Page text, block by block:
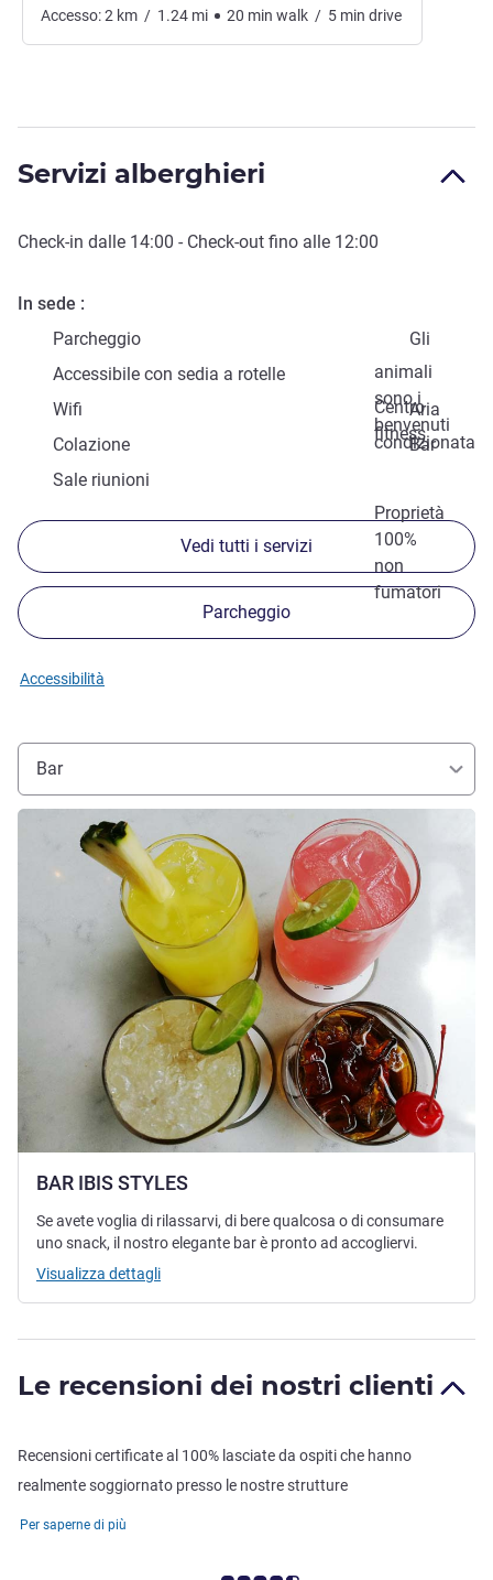
Accesso:2 km / 1.24 mi 20 min walk / 5 min drive
Servizi alberghieri
Check-in dalle 14:00 - Check-out fino alle 12:00
In sede
Parcheggio
Gli
animali
sono i
benvenuti
Accessibile con sedia a rotelle
Centro
fitness
Wifi
Aria
condizionata
Colazione
Bar
Sale riunioni
Proprietà
100%
non
fumatori
Vedi tutti i servizi
Parcheggio
Accessibilità
Bar
BAR IBIS STYLES
Visualizza dettagli
Se avete voglia di rilassarvi, di bere qualcosa o di consumare
uno snack, il nostro elegante bar è pronto ad accogliervi.
Visualizza dettagli
Le recensioni dei nostri clienti
Recensioni certificate al 100% lasciate da ospiti che hanno
realmente soggiornato presso le nostre strutture
Per saperne di più